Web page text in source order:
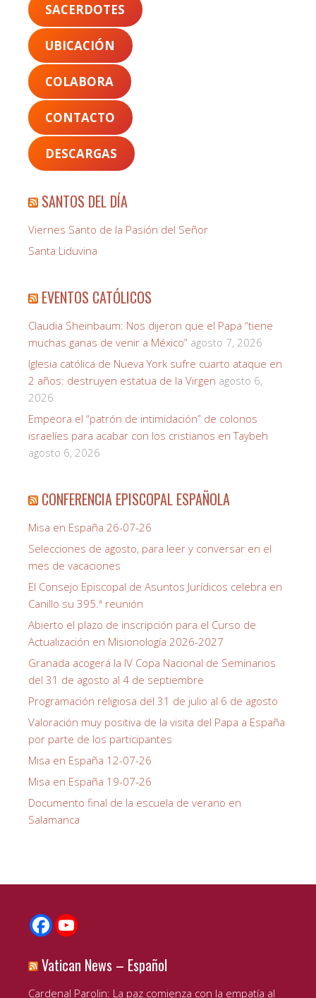
SACERDOTES
UBICACIÓN
COLABORA
CONTACTO
DESCARGAS
SANTOS DEL DÍA
Viernes Santo de la Pasión del Señor
Santa Liduvina
EVENTOS CATÓLICOS
Claudia Sheinbaum: Nos dijeron que el Papa “tiene
muchas ganas de venir a México” agosto 7, 2026
Iglesia católica de Nueva York sufre cuarto ataque en
2 años: destruyen estatua de la Virgen agosto 6,
2026
Empeora el “patrón de intimidación” de colonos
israelíes para acabar con los cristianos en Taybeh
agosto 6, 2026
CONFERENCIA EPISCOPAL ESPAÑOLA
Misa en España 26-07-26
Selecciones de agosto, para leer y conversar en el
mes de vacaciones
El Consejo Episcopal de Asuntos Jurídicos celebra en
Canillo su 395.ª reunión
Abierto el plazo de inscripción para el Curso de
Actualización en Misionología 2026-2027
Granada acogerá la IV Copa Nacional de Seminarios
del 31 de agosto al 4 de septiembre
Programación religiosa del 31 de julio al 6 de agosto
Valoración muy positiva de la visita del Papa a España
por parte de los participantes
Misa en España 12-07-26
Misa en España 19-07-26
Documento final de la escuela de verano en
Salamanca
Vatican News – Español
Cardenal Parolin: La paz comienza con la empatía al